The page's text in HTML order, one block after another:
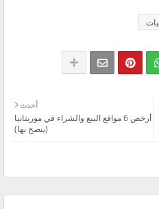
أحدث
أرخص 6 مواقع البيع والشراء في موريتانيا
(ينصح بها)